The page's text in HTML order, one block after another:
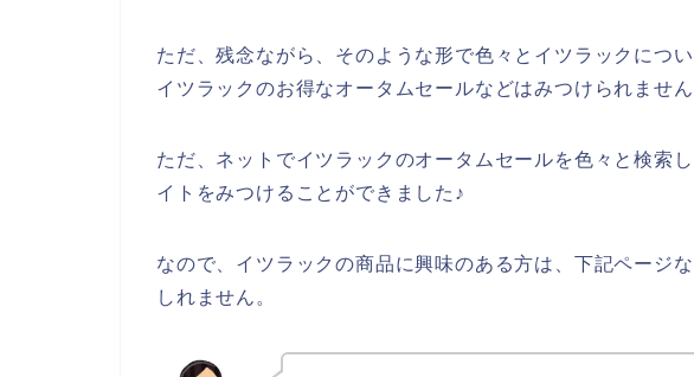
ただ、残念ながら、そのような形で色々とイツラックにつ
イツラックのお得なオータムセールなどはみつけられません
ただ、ネットでイツラックのオータムセールを色々と検索
イトをみつけることができました♪
なので、イツラックの商品に興味のある方は、下記ページ
しれません。